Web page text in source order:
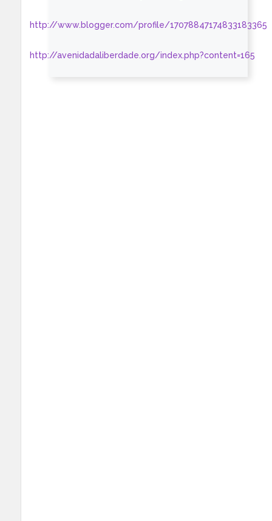
http://www.blogger.com/profile/17078847174833183365
http://avenidadaliberdade.org/index.php?content=165